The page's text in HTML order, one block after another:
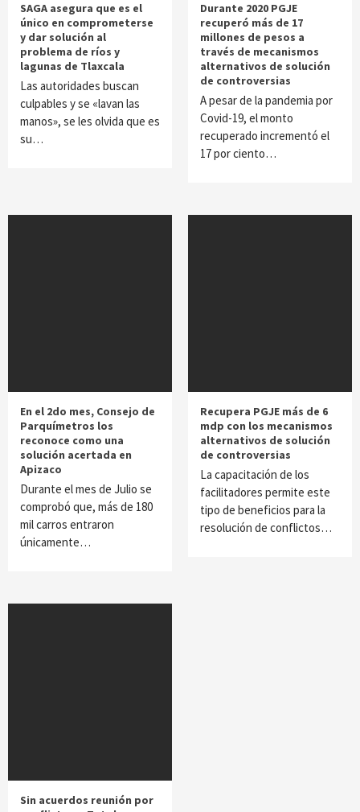
SAGA asegura que es el
único en comprometerse
y dar solución al
problema de ríos y
lagunas de Tlaxcala
Las autoridades buscan
culpables y se «lavan las
manos», se les olvida que es
su…
Durante 2020 PGJE
recuperó más de 17
millones de pesos a
través de mecanismos
alternativos de solución
de controversias
A pesar de la pandemia por
Covid-19, el monto
recuperado incrementó el
17 por ciento…
En el 2do mes, Consejo de
Parquímetros los
reconoce como una
solución acertada en
Apizaco
Durante el mes de Julio se
comprobó que, más de 180
mil carros entraron
únicamente…
Recupera PGJE más de 6
mdp con los mecanismos
alternativos de solución
de controversias
La capacitación de los
facilitadores permite este
tipo de beneficios para la
resolución de conflictos…
Sin acuerdos reunión por